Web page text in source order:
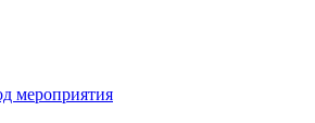
мероприятия